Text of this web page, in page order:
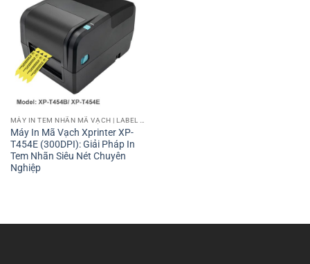
Máy In Mã Vạch Xprinter XP-
T454E (300DPI): Giải Pháp In
Tem Nhãn Siêu Nét Chuyên
Nghiệp